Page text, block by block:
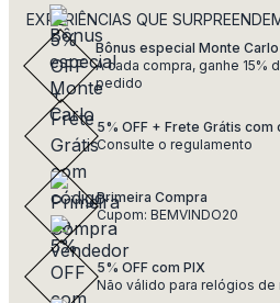
EXPERIÊNCIAS QUE
Bônus especial Monte Carlo
A cada compra, ganhe 15%
pedido
5% OFF + Frete Grátis
Consulte o regulamento
Primeira Compra
Cupom: BEMVINDO20
5% OFF com PIX
Não válido para relógios de